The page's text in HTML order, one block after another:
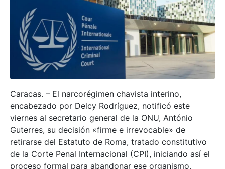
Caracas. – El narcorégimen chavista interino,
encabezado por Delcy Rodríguez, notificó este
viernes al secretario general de la ONU, António
Guterres, su decisión «firme e irrevocable» de
retirarse del Estatuto de Roma, tratado constitutivo
de la Corte Penal Internacional (CPI), iniciando así el
proceso formal para abandonar ese organismo.